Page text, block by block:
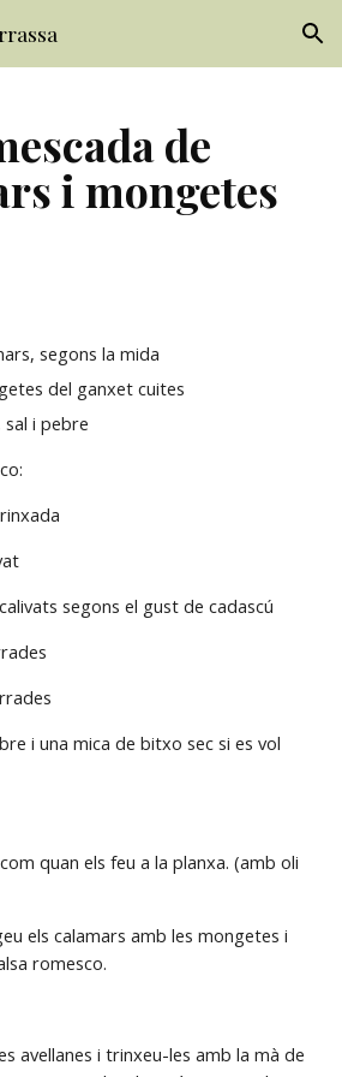
Skip to navigation
de
i mongetes
segons la mida
del ganxet cuites
sal i pebre
segons el gust de cadascú
i una mica de bitxo sec si es vol
quan els feu a la planxa. (amb oli
els calamars amb les mongetes i
romesco.
avellanes i trinxeu-les amb la mà de